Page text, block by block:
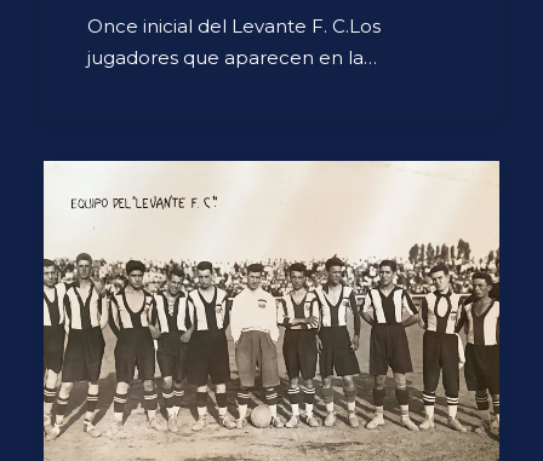
Once inicial del Levante F. C.Los
jugadores que aparecen en la…